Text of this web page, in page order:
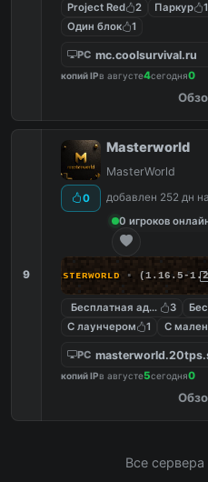
Project Red 2 Паркур 1
Один блок
1
PC mc.coolsurvival.ru
копий IPв августе4сегодня0
9
0
Masterworld
MasterWorld
добавлен 252 дн
0 игроков
ᴍᴀsᴛᴇʀᴡᴏʀʟᴅ ▪ (1.16.5-
Бесплатная админка
3
С лаунчером
1 С
PC
копий IPв августе5сегодня0
Все